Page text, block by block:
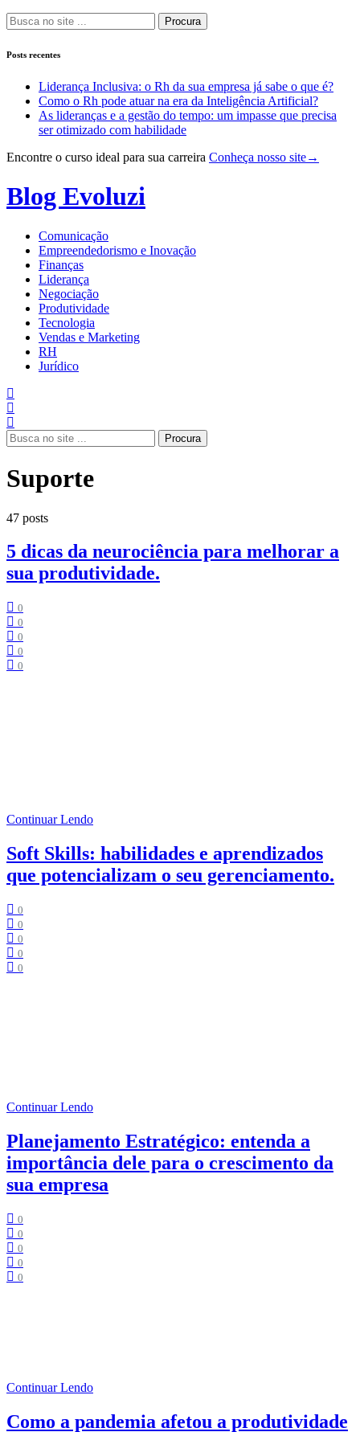
Procura
Posts recentes
Liderança Inclusiva: o Rh da sua empresa já sabe o que é?
Como o Rh pode atuar na era da Inteligência Artificial?
As lideranças e a gestão do tempo: um impasse que precisa
ser otimizado com habilidade
Encontre o curso ideal para sua carreira Conheça nosso site→
para
conteúdo
Blog Evoluzi
Comunicação
Empreendedorismo e Inovação
Finanças
Liderança
Negociação
Produtividade
Tecnologia
Vendas e Marketing
RH
Jurídico
Procura
Suporte
47 posts
5 dicas da neurociência para melhorar a
sua produtividade.
0
0
0
0
0
Continuar Lendo
Soft Skills: habilidades e aprendizados
que potencializam o seu gerenciamento.
0
0
0
0
0
Continuar Lendo
Planejamento Estratégico: entenda a
importância dele para o crescimento da
sua empresa
0
0
0
0
0
Continuar Lendo
Como a pandemia afetou a produtividade